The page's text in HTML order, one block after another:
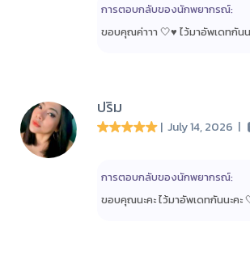
การตอบกลับของนักพยากรณ์:
ขอบคุณค่าาา 🤍♥️ ไว้มาอัพเดทกันน
ปริม
| July 14, 2026 |
การตอบกลับของนักพยากรณ์:
ขอบคุณนะคะ ไว้มาอัพเดทกันนะคะ